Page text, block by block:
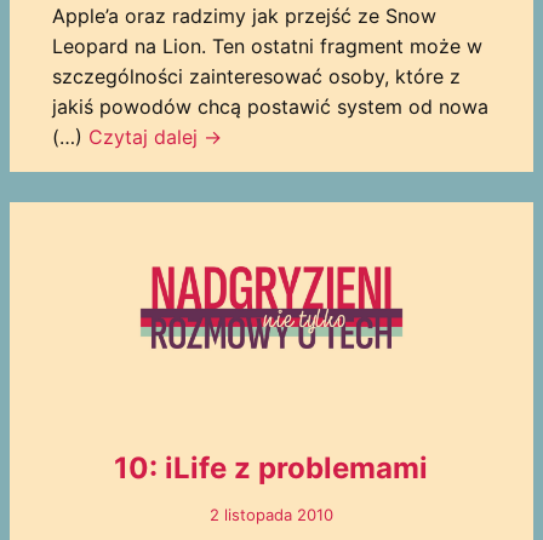
Apple’a oraz radzimy jak przejść ze Snow
Leopard na Lion. Ten ostatni fragment może w
szczególności zainteresować osoby, które z
jakiś powodów chcą postawić system od nowa
(…) Czytaj dalej →
10: iLife z problemami
2 listopada 2010